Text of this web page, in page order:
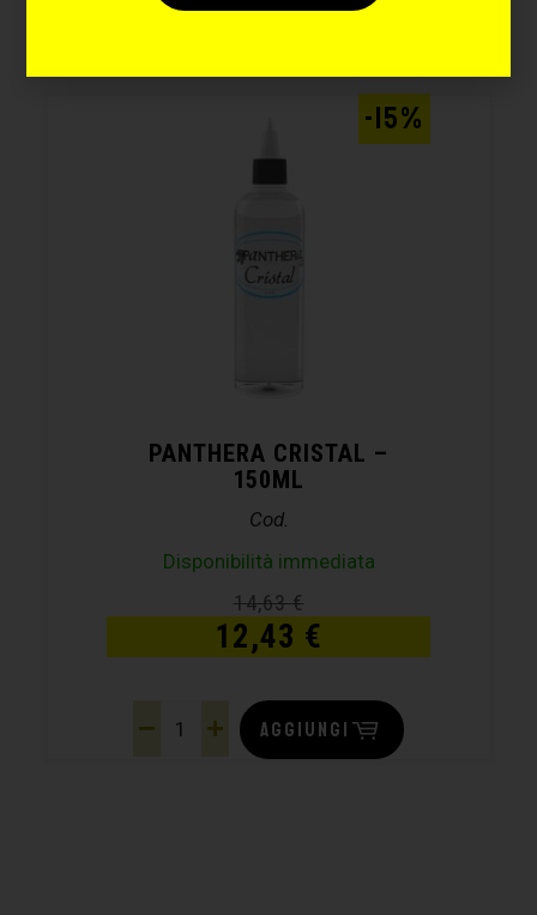
PANTHERA CRISTAL –
150ML
Cod.
Disponibilità immediata
14,63€
12,43 €
-15%
AGGIUNGI